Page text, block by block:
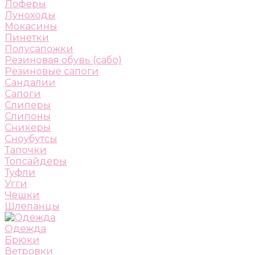
Лоферы
Луноходы
Мокасины
Пинетки
Полусапожки
Резиновая обувь (сабо)
Резиновые сапоги
Сандалии
Сапоги
Слиперы
Слипоны
Сникеры
Сноубутсы
Тапочки
Топсайдеры
Туфли
Угги
Чешки
Шлепанцы
Одежда
Брюки
Ветровки